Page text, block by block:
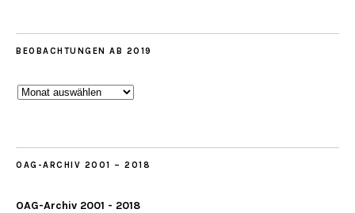
BEOBACHTUNGEN AB 2019
Beobachtungen
OAG-ARCHIV 2001 – 2018
OAG-Archiv 2001 - 2018